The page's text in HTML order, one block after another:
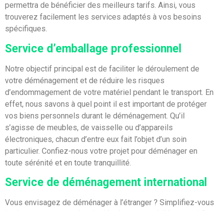
permettra de bénéficier des meilleurs tarifs. Ainsi, vous
trouverez facilement les services adaptés à vos besoins
spécifiques.
Service d’emballage professionnel
Notre objectif principal est de faciliter le déroulement de
votre déménagement et de réduire les risques
d’endommagement de votre matériel pendant le transport. En
effet, nous savons à quel point il est important de protéger
vos biens personnels durant le déménagement. Qu’il
s’agisse de meubles, de vaisselle ou d’appareils
électroniques, chacun d’entre eux fait l’objet d’un soin
particulier. Confiez-nous votre projet pour déménager en
toute sérénité et en toute tranquillité.
Service de déménagement international
Vous envisagez de déménager à l’étranger ? Simplifiez-vous